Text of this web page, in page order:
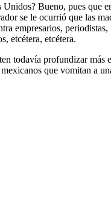
Bueno, pues
se le ocurrió que las
empresarios,
etcétera, etcétera.
todavía profundizar
que vomitan a